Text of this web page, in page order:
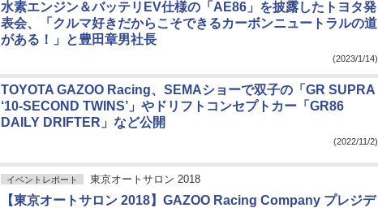
水素エンジン＆バッテリEV仕様の「AE86」を披露したトヨタ発
表会、「クルマ好きだからこそできるカーボンニュートラルの道
がある！」と豊田章男社長
(2023/1/14)
TOYOTA GAZOO Racing、SEMAショーで双子の「GR SUPRA
‘10-SECOND TWINS’」やドリフトコンセプトカー「GR86
DAILY DRIFTER」など公開
(2022/11/2)
イベントレポート 東京オートサロン 2018
【東京オートサロン 2018】GAZOO Racing Company プレジデ